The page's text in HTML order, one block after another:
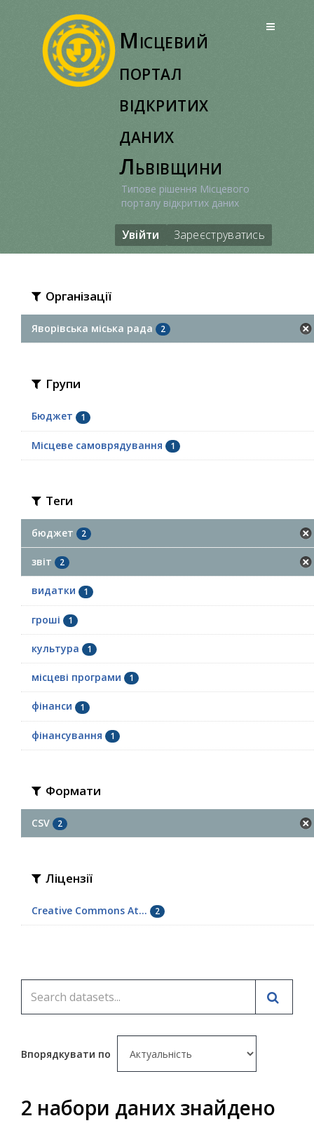
Місцевий
портал
відкритих
даних
Львівщини
Типове рішення Місцевого
порталу відкритих даних
Увійти Зареєструватись
Організації
Яворівська міська рада 2
Групи
Бюджет 1
Місцеве самоврядування 1
Теги
бюджет 2
звіт 2
видатки 1
гроші 1
культура 1
місцеві програми 1
фінанси 1
фінансування 1
Формати
CSV 2
Ліцензії
Creative Commons At... 2
Впорядкувати по
2 набори даних знайдено